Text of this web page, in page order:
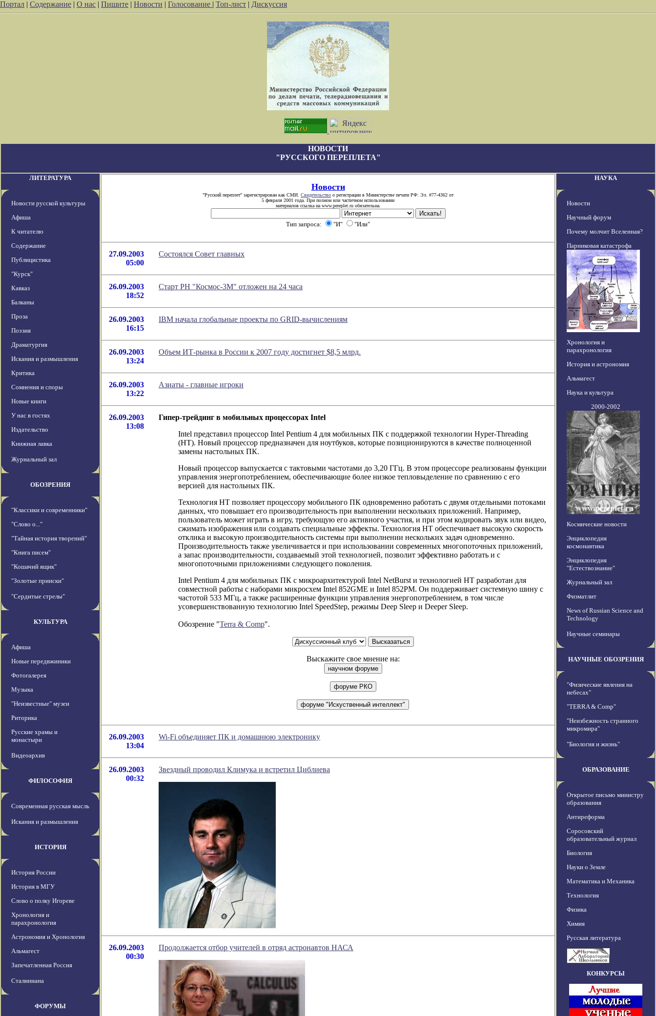
Портал | Содержание | О нас | Пишите | Новости | Голосование | Топ-лист | Дискуссия
НОВОСТИ
"РУССКОГО ПЕРЕПЛЕТА"
ЛИТЕРАТУРА
Новости русской культуры
Афиша
К читателю
Содержание
Публицистика
"Курск"
Кавказ
Балканы
Проза
Поэзия
Драматургия
Искания и размышления
Критика
Сомнения и споры
Новые книги
У нас в гостях
Издательство
Книжная лавка
Журнальный зал
ОБОЗРЕНИЯ
"Классики и современники"
"Слово о..."
"Тайная история творений"
"Книга писем"
"Кошачий ящик"
"Золотые прииски"
"Сердитые стрелы"
КУЛЬТУРА
Афиша
Новые передвжиники
Фотогалерея
Музыка
"Неизвестные" музеи
Риторика
Русские храмы и
монастыри
Видеоархив
ФИЛОСОФИЯ
Современная русская мысль
Искания и размышления
ИСТОРИЯ
История России
История в МГУ
Слово о полку Игореве
Хронология и
парахронология
Астрономия и Хронология
Альмагест
Запечатленная Россия
Сталиниана
ФОРУМЫ
Новости
"Русский переплет" зарегистрирован как СМИ. Свидетельство о регистрации в Министерстве печати РФ: Эл. #77-4362 от
5 февраля 2001 года. При полном или частичном использовании
материалов ссылка на www.pereplet.ru обязательна.
Тип запроса: "И" "Или"
27.09.2003
05:00
Состоялся Совет главных
26.09.2003
18:52
Старт РН "Космос-3М" отложен на 24 часа
26.09.2003
16:15
IBM начала глобальные проекты по GRID-вычислениям
26.09.2003
13:24
Объем ИТ-рынка в России к 2007 году достигнет $8,5 млрд.
26.09.2003
13:22
Азиаты - главные игроки
26.09.2003
13:08
Гипер-трейдинг в мобильных процессорах Intel
Intel представил процессор Intel Pentium 4 для мобильных ПК с поддержкой технологии Hyper-Threading
(HT). Новый процессор предназначен для ноутбуков, которые позиционируются в качестве полноценной
замены настольных ПК.
Новый процессор выпускается с тактовыми частотами до 3,20 ГГц. В этом процессоре реализованы функции
управления энергопотреблением, обеспечивающие более низкое тепловыделение по сравнению с его
версией для настольных ПК.
Технология HT позволяет процессору мобильного ПК одновременно работать с двумя отдельными потоками
данных, что повышает его производительность при выполнении нескольких приложений. Например,
пользователь может играть в игру, требующую его активного участия, и при этом кодировать звук или видео,
сжимать изображения или создавать специальные эффекты. Технология HT обеспечивает высокую скорость
отклика и высокую производительность системы при выполнении нескольких задач одновременно.
Производительность также увеличивается и при использовании современных многопоточных приложений,
а запас производительности, создаваемый этой технологией, позволит эффективно работать и с
многопоточными приложениями следующего поколения.
Intel Pentium 4 для мобильных ПК с микроархитектурой Intel NetBurst и технологией HT разработан для
совместной работы с наборами микросхем Intel 852GME и Intel 852PM. Он поддерживает системную шину с
частотой 533 МГц, а также расширенные функции управления энергопотреблением, в том числе
усовершенствованную технологию Intel SpeedStep, режимы Deep Sleep и Deeper Sleep.
Обозрение "Terra & Comp".
Выскажите свое мнение на:
26.09.2003
13:04
Wi-Fi объединяет ПК и домашнюю электронику
26.09.2003
00:32
Звездный проводил Климука и встретил Циблиева
26.09.2003
00:30
Продолжается отбор учителей в отряд астронавтов НАСА
НАУКА
Новости
Научный форум
Почему молчит Вселенная?
Парниковая катастрофа
Хронология и
парахронология
История и астрономия
Альмагест
Наука и культура
2000-2002
Космические новости
Энциклопедия
космонавтика
Энциклопедия
"Естествознание"
Журнальный зал
Физматлит
News of Russian Science and
Technology
Научные семинары
НАУЧНЫЕ ОБОЗРЕНИЯ
"Физические явления на
небесах"
"TERRA & Comp"
"Неизбежность странного
микромира"
"Биология и жизнь"
ОБРАЗОВАНИЕ
Открытое письмо министру
образования
Антиреформа
Соросовский
образовательный журнал
Биология
Науки о Земле
Математика и Механика
Технология
Физика
Химия
Русская литература
КОНКУРСЫ